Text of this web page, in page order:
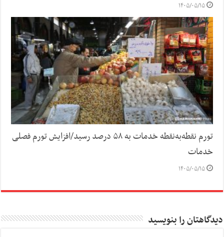
۱۴۰۵/۰۵/۱۵
تورم نقطه‌به‌نقطه خدمات به ۵۸ درصد رسید/افزایش تورم فصلی
خدمات
۱۴۰۵/۰۵/۱۵
دیدگاهتان را بنویسید